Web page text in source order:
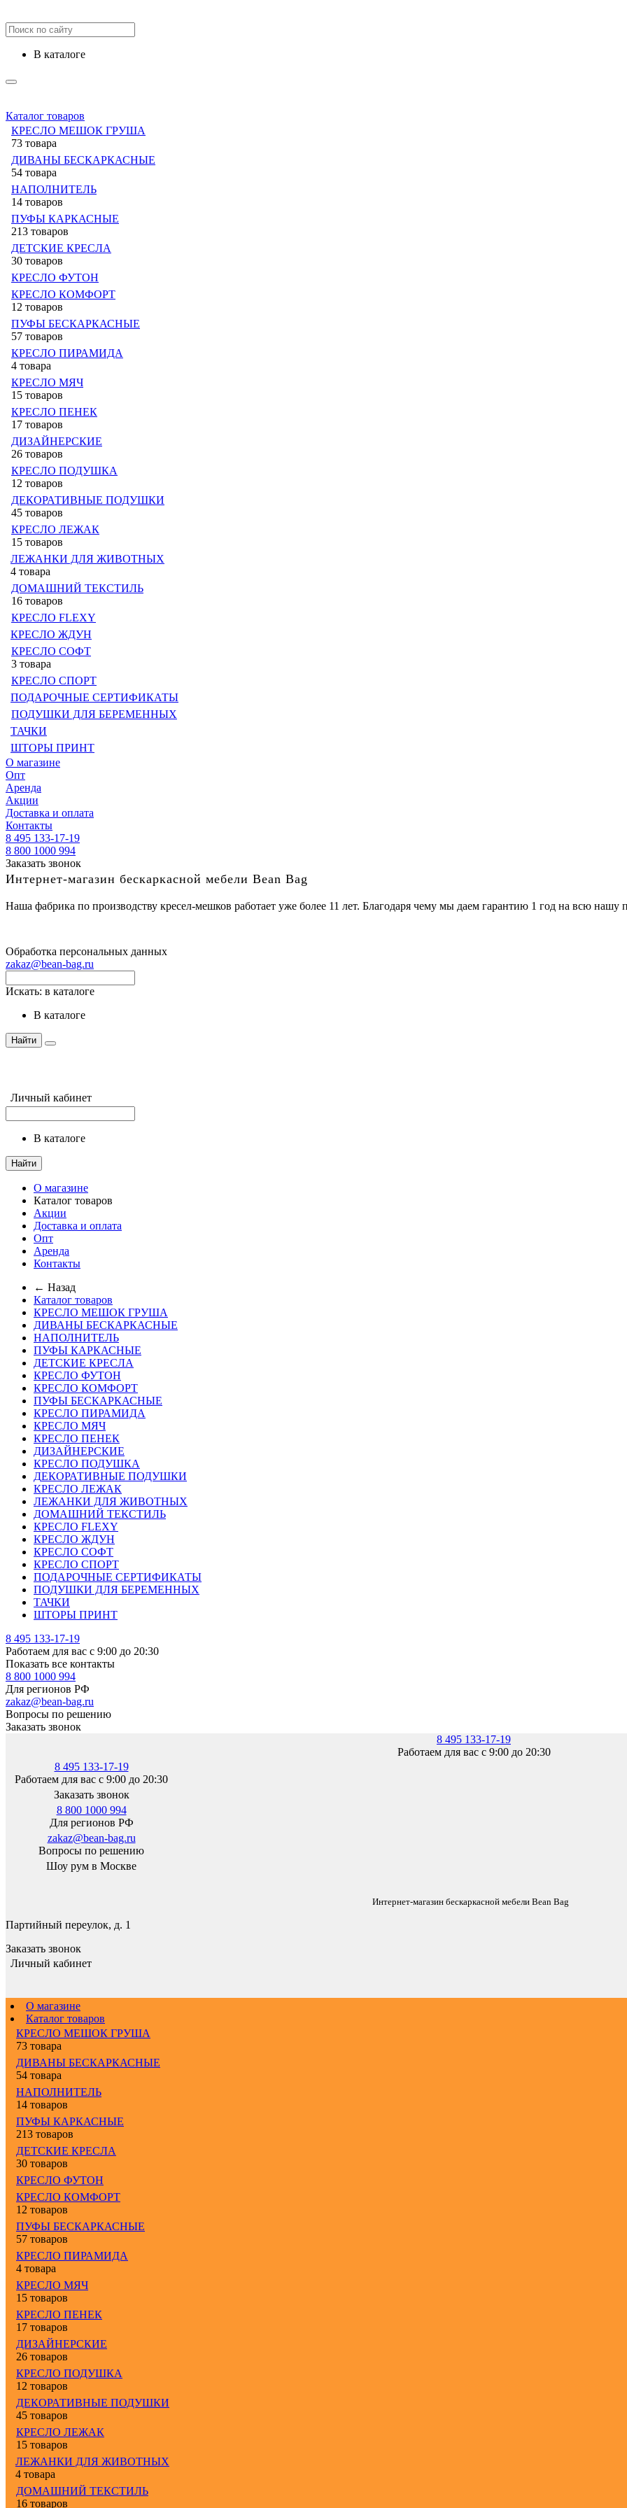
в каталоге
Каталог товаров
КРЕСЛО МЕШОК ГРУША
73 товара
ДИВАНЫ БЕСКАРКАСНЫЕ
54 товара
НАПОЛНИТЕЛЬ
14 товаров
ПУФЫ КАРКАСНЫЕ
213 товаров
ДЕТСКИЕ КРЕСЛА
30 товаров
КРЕСЛО ФУТОН
КРЕСЛО КОМФОРТ
12 товаров
ПУФЫ БЕСКАРКАСНЫЕ
57 товаров
КРЕСЛО ПИРАМИДА
4 товара
КРЕСЛО МЯЧ
15 товаров
КРЕСЛО ПЕНЕК
17 товаров
ДИЗАЙНЕРСКИЕ
26 товаров
КРЕСЛО ПОДУШКА
12 товаров
ДЕКОРАТИВНЫЕ ПОДУШКИ
45 товаров
КРЕСЛО ЛЕЖАК
15 товаров
ЛЕЖАНКИ ДЛЯ ЖИВОТНЫХ
4 товара
ДОМАШНИЙ ТЕКСТИЛЬ
16 товаров
КРЕСЛО FLEXY
КРЕСЛО ЖДУН
КРЕСЛО СОФТ
3 товара
КРЕСЛО СПОРТ
ПОДАРОЧНЫЕ СЕРТИФИКАТЫ
ПОДУШКИ ДЛЯ БЕРЕМЕННЫХ
ТАЧКИ
ШТОРЫ ПРИНТ
О магазине
Опт
Аренда
Акции
Доставка и оплата
Контакты
8 495 133-17-19
8 800 1000 994
Заказать звонок
Интернет-магазин бескаркасной мебели Bean Bag
Наша фабрика по производству кресел-мешков работает уже более 11 лет. Благодаря чему мы даем гарантию 1 год на всю нашу
Обработка персональных данных
zakaz@bean-bag.ru
Искать: в каталоге
в каталоге
Найти
Личный кабинет
в каталоге
Найти
О магазине
Каталог товаров
Акции
Доставка и оплата
Опт
Аренда
Контакты
← Назад
Каталог товаров
КРЕСЛО МЕШОК ГРУША
ДИВАНЫ БЕСКАРКАСНЫЕ
НАПОЛНИТЕЛЬ
ПУФЫ КАРКАСНЫЕ
ДЕТСКИЕ КРЕСЛА
КРЕСЛО ФУТОН
КРЕСЛО КОМФОРТ
ПУФЫ БЕСКАРКАСНЫЕ
КРЕСЛО ПИРАМИДА
КРЕСЛО МЯЧ
КРЕСЛО ПЕНЕК
ДИЗАЙНЕРСКИЕ
КРЕСЛО ПОДУШКА
ДЕКОРАТИВНЫЕ ПОДУШКИ
КРЕСЛО ЛЕЖАК
ЛЕЖАНКИ ДЛЯ ЖИВОТНЫХ
ДОМАШНИЙ ТЕКСТИЛЬ
КРЕСЛО FLEXY
КРЕСЛО ЖДУН
КРЕСЛО СОФТ
КРЕСЛО СПОРТ
ПОДАРОЧНЫЕ СЕРТИФИКАТЫ
ПОДУШКИ ДЛЯ БЕРЕМЕННЫХ
ТАЧКИ
ШТОРЫ ПРИНТ
8 495 133-17-19
Работаем для вас с 9:00 до 20:30
Показать все контакты
8 800 1000 994
Для регионов РФ
zakaz@bean-bag.ru
Вопросы по решению
Заказать звонок
8 495 133-17-19
Работаем для вас с 9:00 до 20:30
8 495 133-17-19
Работаем для вас с 9:00 до 20:30
Заказать звонок
8 800 1000 994
Для регионов РФ
zakaz@bean-bag.ru
Вопросы по решению
Шоу рум в Москве
Интернет-магазин бескаркасной мебели Bean Bag
Партийный переулок, д. 1
Заказать звонок
Личный кабинет
О магазине
Каталог товаров
КРЕСЛО МЕШОК ГРУША
73 товара
ДИВАНЫ БЕСКАРКАСНЫЕ
54 товара
НАПОЛНИТЕЛЬ
14 товаров
ПУФЫ КАРКАСНЫЕ
213 товаров
ДЕТСКИЕ КРЕСЛА
30 товаров
КРЕСЛО ФУТОН
КРЕСЛО КОМФОРТ
12 товаров
ПУФЫ БЕСКАРКАСНЫЕ
57 товаров
КРЕСЛО ПИРАМИДА
4 товара
КРЕСЛО МЯЧ
15 товаров
КРЕСЛО ПЕНЕК
17 товаров
ДИЗАЙНЕРСКИЕ
26 товаров
КРЕСЛО ПОДУШКА
12 товаров
ДЕКОРАТИВНЫЕ ПОДУШКИ
45 товаров
КРЕСЛО ЛЕЖАК
15 товаров
ЛЕЖАНКИ ДЛЯ ЖИВОТНЫХ
4 товара
ДОМАШНИЙ ТЕКСТИЛЬ
16 товаров